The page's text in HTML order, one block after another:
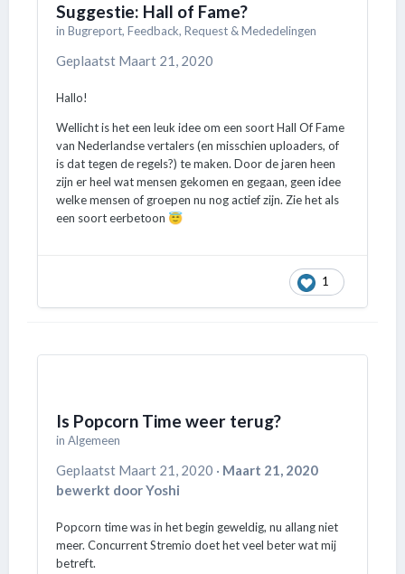
Suggestie: Hall of Fame?
in Bugreport, Feedback, Request & Mededelingen
Geplaatst Maart 21, 2020
Hallo!
Wellicht is het een leuk idee om een soort Hall Of Fame
van Nederlandse vertalers (en misschien uploaders, of
is dat tegen de regels?) te maken. Door de jaren heen
zijn er heel wat mensen gekomen en gegaan, geen idee
welke mensen of groepen nu nog actief zijn. Zie het als
een soort eerbetoon 😇
1
Is Popcorn Time weer terug?
in Algemeen
Geplaatst Maart 21, 2020 · Maart 21, 2020
bewerkt door Yoshi
Popcorn time was in het begin geweldig, nu allang niet
meer. Concurrent Stremio doet het veel beter wat mij
betreft.